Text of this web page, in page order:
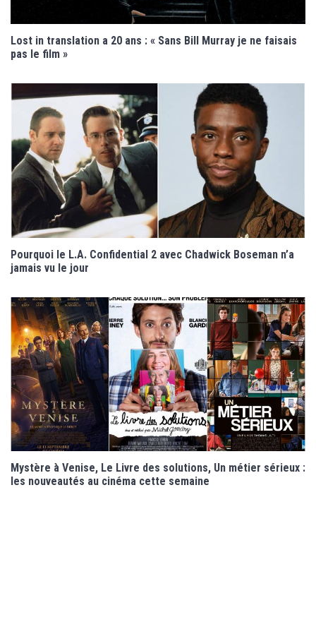
Lost in translation a 20 ans : « Sans Bill Murray je ne faisais
pas le film »
Pourquoi le L.A. Confidential 2 avec Chadwick Boseman n’a
jamais vu le jour
Mystère à Venise, Le Livre des solutions, Un métier sérieux :
les nouveautés au cinéma cette semaine